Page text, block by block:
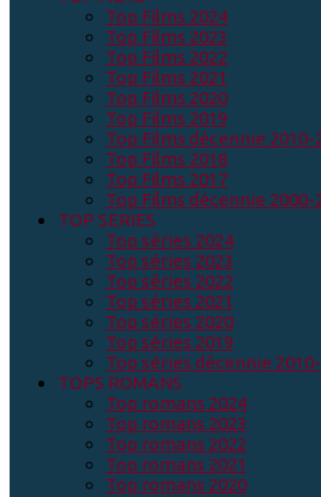
Top Films 2024
Top Films 2023
Top Films 2022
Top Films 2021
Top Films 2020
Top Films 2019
Top Films décennie 2010-
Top Films 2018
Top Films 2017
Top Films décennie 2000-
TOP SERIES
Top séries 2024
Top séries 2023
Top séries 2022
Top séries 2021
Top séries 2020
Top séries 2019
Top séries décennie
TOPS ROMANS
Top romans 2024
Top romans 2023
Top romans 2022
Top romans 2021
Top romans 2020